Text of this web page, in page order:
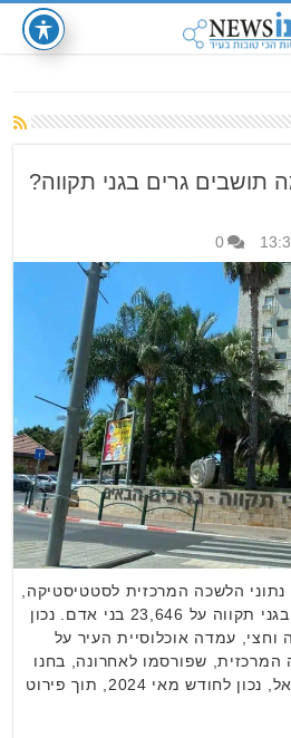
תושבים גרים בגני תקווה?
0
2023, כך לפי נתוני הלשכה המרכזית לסטטיסטיקה,
עמדה אוכלוסיית התושבים בגני תקווה על 23,646 בני אדם. נכון
תוך כשנה וחצי, עמדה אוכלוסיית העיר על
המרכזית, שפורסמו לאחרונה, בחנו
את כמות תושבי יישובי ישראל, נכון לחודש מאי 2024, תוך פירוט